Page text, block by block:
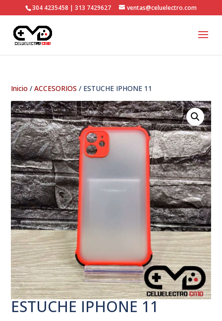
304 4235458 | 313 7429627 ventas@celuelectro.com
Inicio /ACCESORIOS / ESTUCHE IPHONE 11
ESTUCHE IPHONE 11